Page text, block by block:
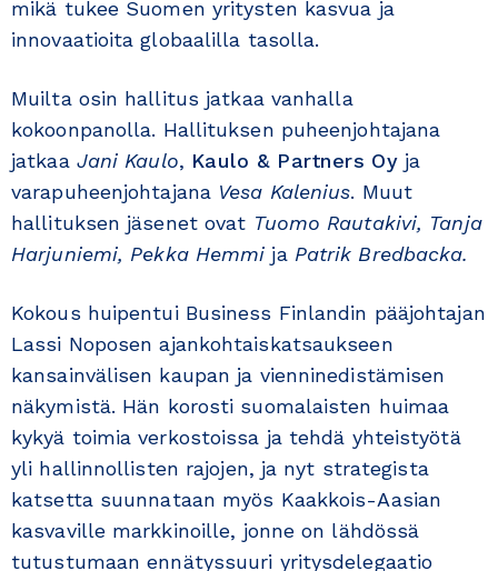
mikä tukee Suomen yritysten kasvua ja
innovaatioita globaalilla tasolla.
Muilta osin hallitus jatkaa vanhalla
kokoonpanolla. Hallituksen puheenjohtajana
jatkaa Jani Kaulo, Kaulo & Partners Oy ja
varapuheenjohtajana Vesa Kalenius. Muut
hallituksen jäsenet ovat Tuomo Rautakivi, Tanja
Harjuniemi, Pekka Hemmi ja Patrik Bredbacka.
Kokous huipentui Business Finlandin pääjohtajan
Lassi Noposen ajankohtaiskatsaukseen
kansainvälisen kaupan ja vienninedistämisen
näkymistä. Hän korosti suomalaisten huimaa
kykyä toimia verkostoissa ja tehdä yhteistyötä
yli hallinnollisten rajojen, ja nyt strategista
katsetta suunnataan myös Kaakkois-Aasian
kasvaville markkinoille, jonne on lähdössä
tutustumaan ennätyssuuri yritysdelegaatio